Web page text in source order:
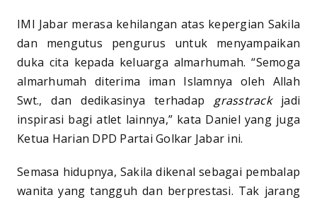
IMI Jabar merasa kehilangan atas kepergian Sakila
dan mengutus pengurus untuk menyampaikan
duka cita kepada keluarga almarhumah. “Semoga
almarhumah diterima iman Islamnya oleh Allah
Swt., dan dedikasinya terhadap grasstrack jadi
inspirasi bagi atlet lainnya,” kata Daniel yang juga
Ketua Harian DPD Partai Golkar Jabar ini.
Semasa hidupnya, Sakila dikenal sebagai pembalap
wanita yang tangguh dan berprestasi. Tak jarang